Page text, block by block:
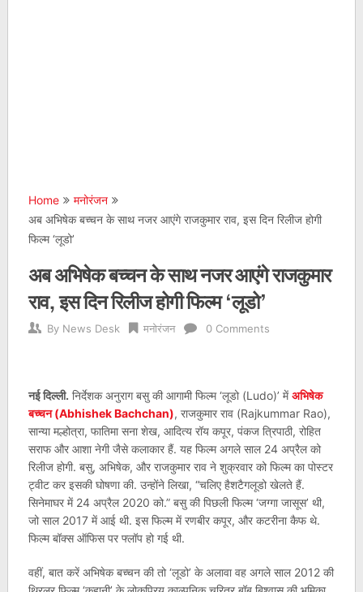
Home
मनोरंजन
अब अभिषेक बच्चन के साथ नजर आएंगे राजकुमार राव, इस दिन रिलीज होगी
फिल्म ‘लूडो’
अब अभिषेक बच्चन के साथ नजर आएंगे राजकुमार
राव, इस दिन रिलीज होगी फिल्म ‘लूडो’
By News Desk मनोरंजन 0 Comments
नई दिल्ली. निर्देशक अनुराग बसु की आगामी फिल्म ‘लूडो (Ludo)’ मेंअभिषेक
बच्चन (Abhishek Bachchan), राजकुमार राव (Rajkummar Rao),
सान्या मल्होत्रा, फातिमा सना शेख, आदित्य रॉय कपूर, पंकज त्रिपाठी, रोहित
सराफ और आशा नेगी जैसे कलाकार हैं. यह फिल्म अगले साल 24 अप्रैल को
रिलीज होगी. बसु, अभिषेक, और राजकुमार राव ने शुक्रवार को फिल्म का पोस्टर
ट्वीट कर इसकी घोषणा की. उन्होंने लिखा, “चलिए हैशटैगलूडो खेलते हैं.
सिनेमाघर में 24 अप्रैल 2020 को.” बसु की पिछली फिल्म ‘जग्गा जासूस’ थी,
जो साल 2017 में आई थी. इस फिल्म में रणबीर कपूर, और कटरीना कैफ थे.
फिल्म बॉक्स ऑफिस पर फ्लॉप हो गई थी.
वहीं, बात करें अभिषेक बच्चन की तो ‘लूडो’ के अलावा वह अगले साल 2012 की